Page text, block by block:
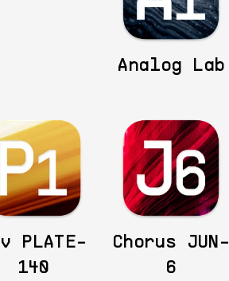
Analog Lab
PLATE-
140
Chorus JUN-
6